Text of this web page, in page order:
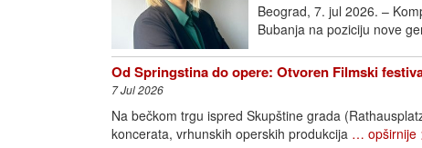
Beograd, 7. jul 2026. –
Bubanja na poziciju nove
Od Springstina do opere: Otvoren Filmski
7 Jul 2026
Na bečkom trgu ispred Skupštine grada
koncerata, vrhunskih operskih produkcija … opširnije